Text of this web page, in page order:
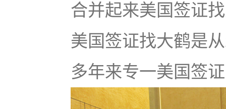
合并起来美国签证
美国签证找大鹤是
多年来专一美国签